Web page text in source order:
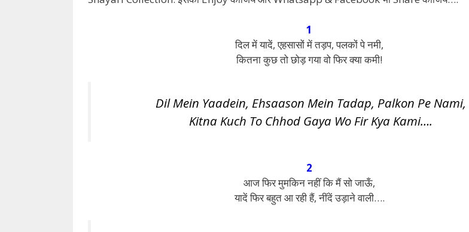
1
दिल में यादें, एहसासों में तड़प, पलकों पे नमी,
कितना कुछ तो छोड़ गया वो फिर क्या कमी!
Dil Mein Yaadein, Ehsaason Mein Tadap, Palkon Pe Nami,
Kitna Kuch To Chhod Gaya Wo Fir Kya Kami….
2
आज फिर मुमकिन नहीं कि मैं सो जाऊँ,
यादें फिर बहुत आ रही हैं, नींदें उड़ाने वाली….